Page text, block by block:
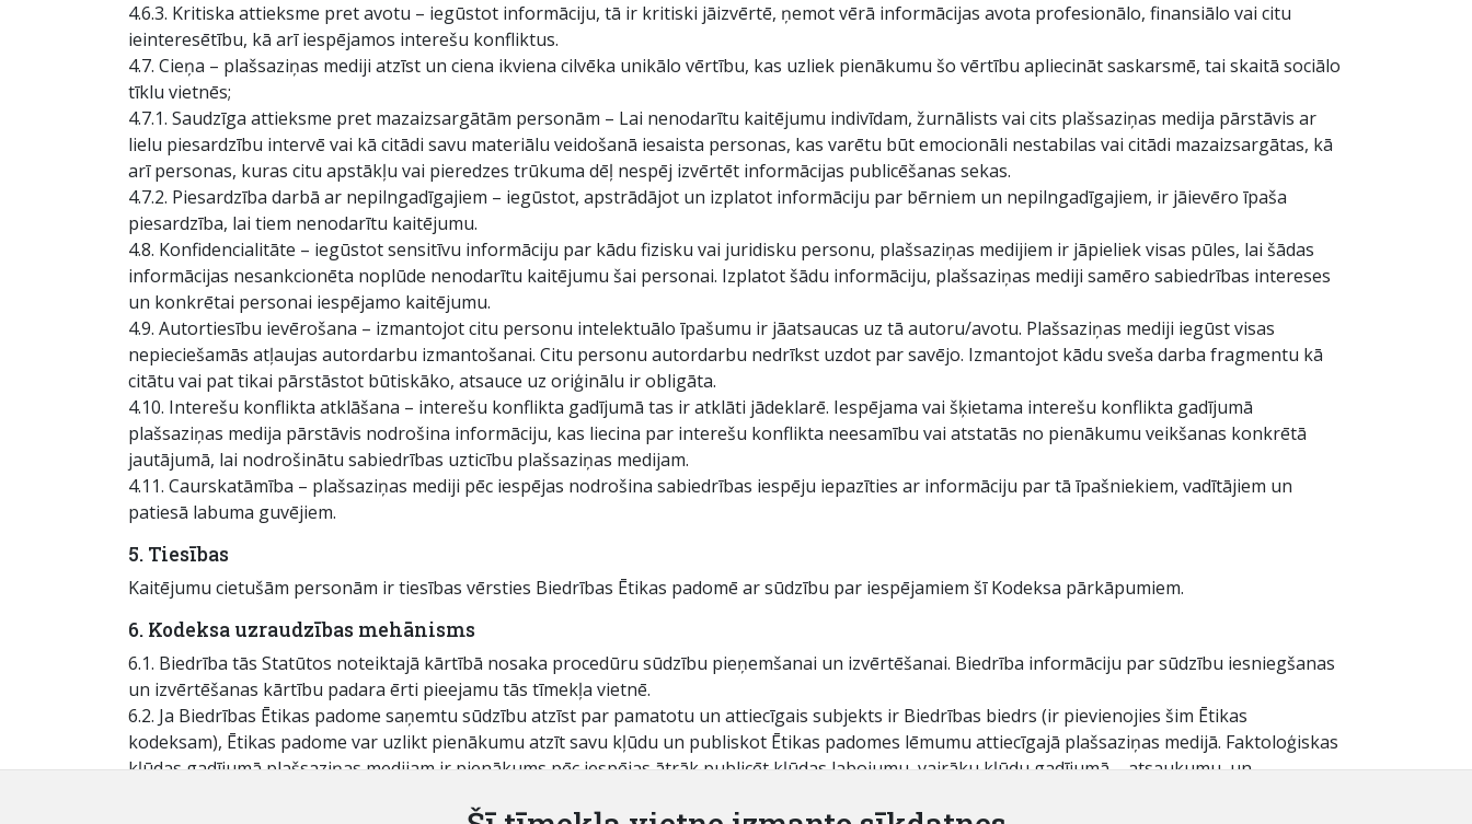
4.6.3. Kritiska attieksme pret avotu – iegūstot informāciju, tā ir kritiski jāizvērtē, ņemot vērā informācijas avota profesionālo, finansiālo vai citu
ieinteresētību, kā arī iespējamos interešu konfliktus.
4.7. Cieņa – plašsaziņas mediji atzīst un ciena ikviena cilvēka unikālo vērtību, kas uzliek pienākumu šo vērtību apliecināt saskarsmē, tai skaitā sociālo
tīklu vietnēs;
4.7.1. Saudzīga attieksme pret mazaizsargātām personām – Lai nenodarītu kaitējumu indivīdam, žurnālists vai cits plašsaziņas medija pārstāvis ar
lielu piesardzību intervē vai kā citādi savu materiālu veidošanā iesaista personas, kas varētu būt emocionāli nestabilas vai citādi mazaizsargātas, kā
arī personas, kuras citu apstākļu vai pieredzes trūkuma dēļ nespēj izvērtēt informācijas publicēšanas sekas.
4.7.2. Piesardzība darbā ar nepilngadīgajiem – iegūstot, apstrādājot un izplatot informāciju par bērniem un nepilngadīgajiem, ir jāievēro īpaša
piesardzība, lai tiem nenodarītu kaitējumu.
4.8. Konfidencialitāte – iegūstot sensitīvu informāciju par kādu fizisku vai juridisku personu, plašsaziņas medijiem ir jāpieliek visas pūles, lai šādas
informācijas nesankcionēta noplūde nenodarītu kaitējumu šai personai. Izplatot šādu informāciju, plašsaziņas mediji samēro sabiedrības intereses
un konkrētai personai iespējamo kaitējumu.
4.9. Autortiesību ievērošana – izmantojot citu personu intelektuālo īpašumu ir jāatsaucas uz tā autoru/avotu. Plašsaziņas mediji iegūst visas
nepieciešamās atļaujas autordarbu izmantošanai. Citu personu autordarbu nedrīkst uzdot par savējo. Izmantojot kādu sveša darba fragmentu kā
citātu vai pat tikai pārstāstot būtiskāko, atsauce uz oriģinālu ir obligāta.
4.10. Interešu konflikta atklāšana – interešu konflikta gadījumā tas ir atklāti jādeklarē. Iespējama vai šķietama interešu konflikta gadījumā
plašsaziņas medija pārstāvis nodrošina informāciju, kas liecina par interešu konflikta neesamību vai atstatās no pienākumu veikšanas konkrētā
jautājumā, lai nodrošinātu sabiedrības uzticību plašsaziņas medijam.
4.11. Caurskatāmība – plašsaziņas mediji pēc iespējas nodrošina sabiedrības iespēju iepazīties ar informāciju par tā īpašniekiem, vadītājiem un
patiesā labuma guvējiem.
5. Tiesības
Kaitējumu cietušām personām ir tiesības vērsties Biedrības Ētikas padomē ar sūdzību par iespējamiem šī Kodeksa pārkāpumiem.
6. Kodeksa uzraudzības mehānisms
6.1. Biedrība tās Statūtos noteiktajā kārtībā nosaka procedūru sūdzību pieņemšanai un izvērtēšanai. Biedrība informāciju par sūdzību iesniegšanas
un izvērtēšanas kārtību padara ērti pieejamu tās tīmekļa vietnē.
6.2. Ja Biedrības Ētikas padome saņemtu sūdzību atzīst par pamatotu un attiecīgais subjekts ir Biedrības biedrs (ir pievienojies šim Ētikas
kodeksam), Ētikas padome var uzlikt pienākumu atzīt savu kļūdu un publiskot Ētikas padomes lēmumu attiecīgajā plašsaziņas medijā. Faktoloģiskas
kļūdas gadījumā plašsaziņas medijam ir pienākums pēc iespējas ātrāk publicēt kļūdas labojumu, vairāku kļūdu gadījumā – atsaukumu, un,